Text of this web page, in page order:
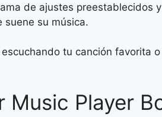
de ajustes preestablecidos
suene su música.
tu canción favorita
Music Player